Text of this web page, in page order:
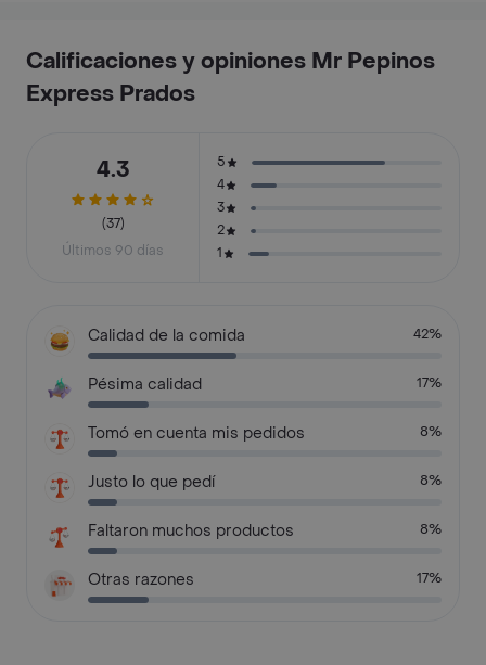
Calificaciones y opiniones Mr Pepinos
Express Prados
4.3
(37)
Últimos 90 días
5
4
3
2
1
Calidad de la comida 42%
Pésima calidad 17%
Tomó en cuenta mis pedidos 8%
Justo lo que pedí 8%
Faltaron muchos productos 8%
Otras razones 17%